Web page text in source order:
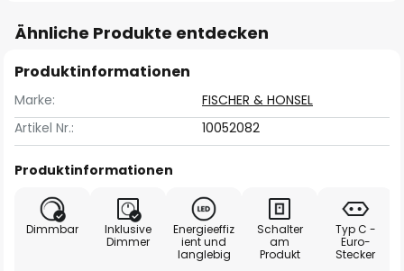
Ähnliche Produkte entdecken
Produktinformationen
Marke:
FISCHER & HONSEL
Artikel Nr.:
10052082
Produktinformationen
Dimmbar
Inklusive
Dimmer
Energieeffiz
ient und
langlebig
Schalter
am
Produkt
Typ C -
Euro-
Stecker